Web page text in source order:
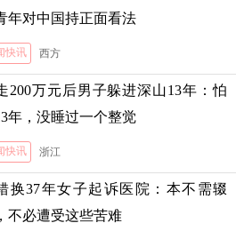
年对中国持正面看法
快讯 西方
200万元后男子躲进深山13年：怕
年，没睡过一个整觉
快讯 浙江
换37年女子起诉医院：本不需辍
不必遭受这些苦难